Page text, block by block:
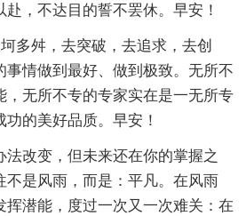
，不达目的誓不罢休。早安！
多舛，去突破，去追求，去创
事情做到最好、做到极致。无所不
，无所不专的专家实在是一无所专
的美好品质。早安！
法改变，但未来还在你的掌握之
不是风雨，而是：平凡。在风雨
挥潜能，度过一次又一次难关：在